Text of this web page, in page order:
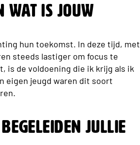
wat is jouw
hun toekomst. In deze tijd, met
steeds lastiger om focus te
is de voldoening die ik krijg als ik
eigen jeugd waren dit soort
begeleiden jullie